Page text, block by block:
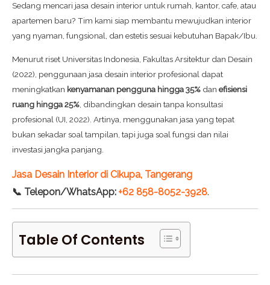
Sedang mencari jasa desain interior untuk rumah, kantor, cafe, atau
apartemen baru? Tim kami siap membantu mewujudkan interior
yang nyaman, fungsional, dan estetis sesuai kebutuhan Bapak/Ibu.
Menurut riset Universitas Indonesia, Fakultas Arsitektur dan Desain
(2022), penggunaan jasa desain interior profesional dapat
meningkatkan kenyamanan pengguna hingga 35% dan efisiensi
ruang hingga 25% , dibandingkan desain tanpa konsultasi
profesional (UI, 2022). Artinya, menggunakan jasa yang tepat
bukan sekadar soal tampilan, tapi juga soal fungsi dan nilai
investasi jangka panjang.
Jasa Desain Interior di Cikupa, Tangerang
📞 Telepon/WhatsApp:+62 858-8052-3928.
Table Of Contents